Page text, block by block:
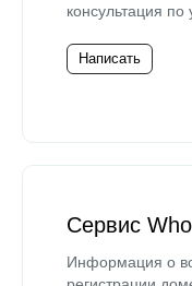
консультация по
Написать
Сервис
Информация о